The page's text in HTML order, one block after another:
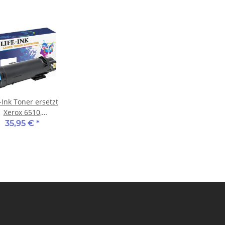
Ink Toner ersetzt
Xerox 6510,
für Xerox
35,95 € *